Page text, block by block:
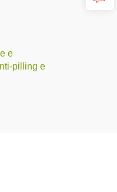
e
pilling e